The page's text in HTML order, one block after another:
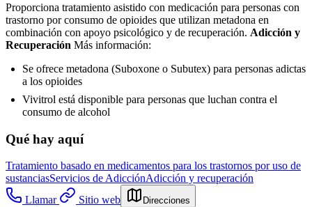
Proporciona tratamiento asistido con medicación para personas con
trastorno por consumo de opioides que utilizan metadona en
combinación con apoyo psicológico y de recuperación. Adicción y
Recuperación Más información:
Se ofrece metadona (Suboxone o Subutex) para personas adictas
a los opioides
Vivitrol está disponible para personas que luchan contra el
consumo de alcohol
Qué hay aquí
Tratamiento basado en medicamentos para los trastornos por uso de
sustanciasServicios de AdicciónAdicción y recuperación
Llamar
Sitio web Direcciones